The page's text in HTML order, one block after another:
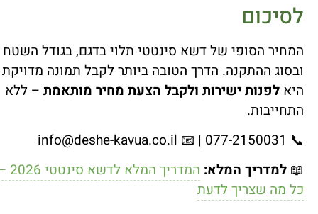
לסיכום
המחיר הסופי של דשא סינטטי תלוי בדגם, בגודל השטח
ובסוג ההתקנה. הדרך הטובה ביותר לקבל תמונה מדויקת
היא לפנות ישירות ולקבל הצעת מחיר מותאמת – ללא
התחייבות.
📞 077-2150031 | 📧
info@deshe-kavua.co.il
📖 למדריך המלא:
המדריך המלא
כל מה שצריך לדעת